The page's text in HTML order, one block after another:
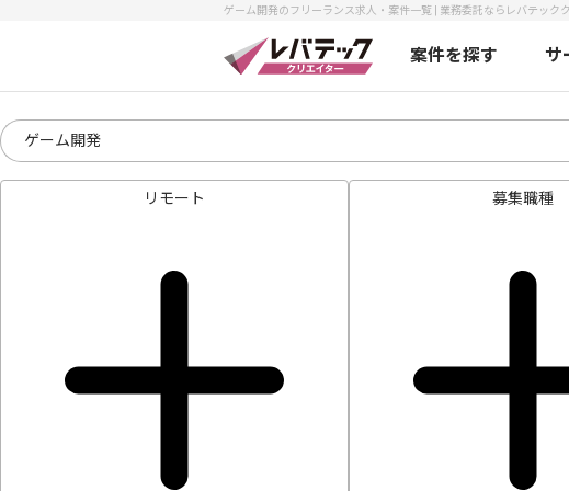
ゲーム開発のフリーランス求人・案件一覧 | 業務委託ならレバテック
案件を探す サ
リモート 募集職種